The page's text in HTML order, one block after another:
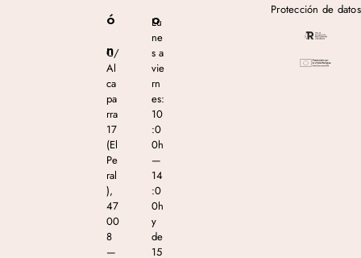
ó
n
C/
Al
ca
pa
rra
17
(El
Pe
ral
),
47
00
8
—
o
Lu
ne
s a
vie
rn
es:
10
:0
0h
—
14
:0
0h
y
de
15
Protección de datos